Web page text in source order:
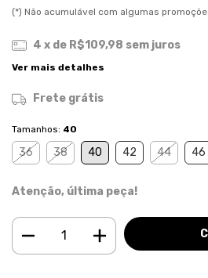
(*) Não acumulável com algumas
4 x de R$109,98 sem juros
Ver mais detalhes
Frete grátis
Tamanhos: 40
36 38 40 42 44 46
Atenção, última peça!